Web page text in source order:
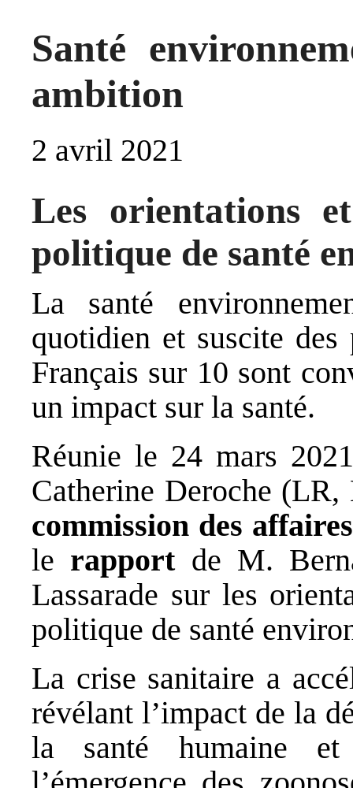
Santé
ambition
2 avril 2021
Les orientations
politique de santé
La santé
quotidien et suscite des
Français sur 10 sont
un impact sur la santé.
Réunie le 24 mars
Catherine Deroche
commission des
le rapportde M.
Lassarade sur les
politique de santé
La crise sanitaire a
révélant l’impact de la
la santé humaine